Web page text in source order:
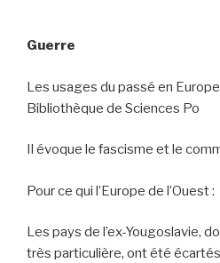
Guerre
Les usages du passé en
Bibliothèque de Sciences Po
Il évoque le fascisme et le
Pour ce qui l’Europe de l’Ouest :
Les pays de l’ex-Yougoslavie,
très particulière, ont été écartés